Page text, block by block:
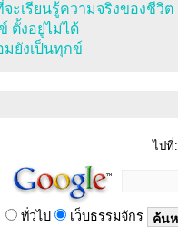
ะเรียนรู้ความจริงของชีวิต
ตั้งอยู่ไม่ได้
มยังเป็นทุกข์
ไปที่:
ทั่วไป เว็บธรรมจักร